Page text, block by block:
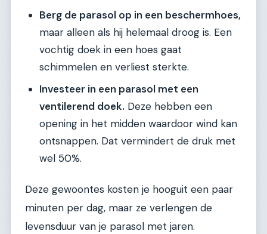
Berg de parasol op in een beschermhoes,
maar alleen als hij helemaal droog is. Een
vochtig doek in een hoes gaat
schimmelen en verliest sterkte.
Investeer in een parasol met een
ventilerend doek. Deze hebben een
opening in het midden waardoor wind kan
ontsnappen. Dat vermindert de druk met
wel 50%.
Deze gewoontes kosten je hooguit een paar
minuten per dag, maar ze verlengen de
levensduur van je parasol met jaren.